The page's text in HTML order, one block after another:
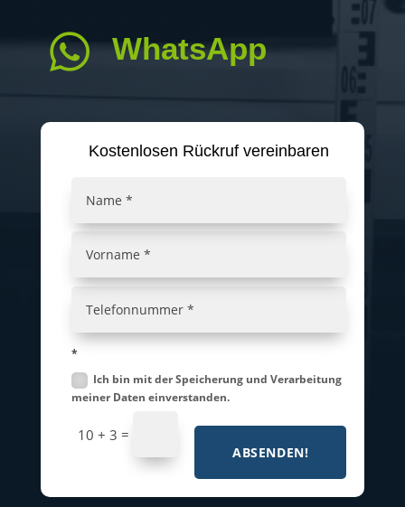
 WhatsApp
Kostenlosen Rückruf vereinbaren
*
Ich bin mit der Speicherung und Verarbeitung
meiner Daten einverstanden.
10 + 3 =
ABSENDEN!